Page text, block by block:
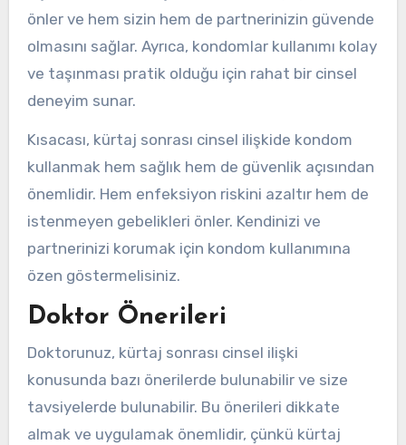
önler ve hem sizin hem de partnerinizin güvende
olmasını sağlar. Ayrıca, kondomlar kullanımı kolay
ve taşınması pratik olduğu için rahat bir cinsel
deneyim sunar.
Kısacası, kürtaj sonrası cinsel ilişkide kondom
kullanmak hem sağlık hem de güvenlik açısından
önemlidir. Hem enfeksiyon riskini azaltır hem de
istenmeyen gebelikleri önler. Kendinizi ve
partnerinizi korumak için kondom kullanımına
özen göstermelisiniz.
Doktor Önerileri
Doktorunuz, kürtaj sonrası cinsel ilişki
konusunda bazı önerilerde bulunabilir ve size
tavsiyelerde bulunabilir. Bu önerileri dikkate
almak ve uygulamak önemlidir, çünkü kürtaj